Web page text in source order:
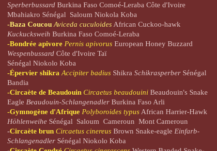
Sperberbussard Burkina Faso Comoé-Leraba Côte d'Ivoire
Mbahiakro Sénégal Saloum Niokola Koba
-Baza Coucou Aviceda cuculoides African Cuckoo-hawk
Kuckucksweih Burkina Faso Comoé-Leraba
-Bondrée apivore Pernis apivorus European Honey Buzzard
Wespenbussard Côte d'Ivoire Taï
Sénégal Niokolo Koba
-Épervier shikra Accipiter badius Shikra Schikrasperber Sénégal
Bandia
-Circaète de Beaudouin Circaetus beaudouini Beaudouin's Snake
Eagle Beaudouin-Schlangenadler Burkina Faso Arli
-Gymnogène d'Afrique Polyboroides typus African Harrier-Hawk
Höhlenweihe Sénégal Saloum Cameroun Mont Cameroun
-Circaète brun Circaetus cinereus Brown Snake-eagle Einfarb-
Schlangenadler Sénégal Niokolo Koba